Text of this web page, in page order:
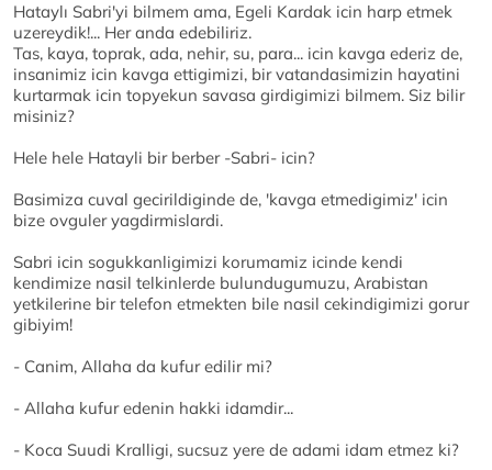
Hataylı Sabri'yi bilmem ama, Egeli Kardak icin harp etmek
uzereydik!... Her anda edebiliriz.
Tas, kaya, toprak, ada, nehir, su, para... icin kavga ederiz de,
insanimiz icin kavga ettigimizi, bir vatandasimizin hayatini
kurtarmak icin topyekun savasa girdigimizi bilmem. Siz bilir
misiniz?
Hele hele Hatayli bir berber -Sabri- icin?
Basimiza cuval gecirildiginde de, 'kavga etmedigimiz' icin
bize ovguler yagdirmislardi.
Sabri icin sogukkanligimizi korumamiz icinde kendi
kendimize nasil telkinlerde bulundugumuzu, Arabistan
yetkilerine bir telefon etmekten bile nasil cekindigimizi gorur
gibiyim!
- Canim, Allaha da kufur edilir mi?
- Allaha kufur edenin hakki idamdir...
- Koca Suudi Kralligi, sucsuz yere de adami idam etmez ki?